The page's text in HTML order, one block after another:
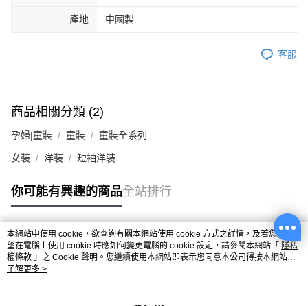
產地 中國製
客服
商品相關分類 (2)
孕婦|童裝 童裝 童裝全系列
女裝 洋裝 短袖洋裝
你可能有興趣的商品全站排行
熱門標籤
本網站中使用 cookie，欲查詢有關本網站使用 cookie 方式之詳情，及若您不希
望在電腦上使用 cookie 時應如何變更電腦的 cookie 設定，請參閱本網站「 隱私
權條款 」之 Cookie 聲明。您繼續使用本網站即表示您同意本公司得按本網站使
用條款之 Cookie 聲明使用 cookie。
了解更多 >